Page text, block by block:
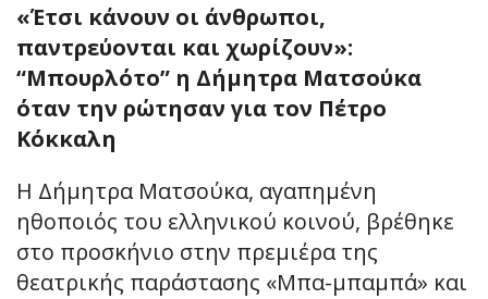
«Έτσι κάνουν οι άνθρωποι,
παντρεύονται και χωρίζουν»:
“Μπουρλότο” η Δήμητρα Ματσούκα
όταν την ρώτησαν για τον Πέτρο
Κόκκαλη
Η Δήμητρα Ματσούκα, αγαπημένη
ηθοποιός του ελληνικού κοινού, βρέθηκε
στο προσκήνιο στην πρεμιέρα της
θεατρικής παράστασης «Μπα-μπαμπά» και